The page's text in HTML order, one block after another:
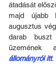
átadását
majd újabb
augusztus
darab
állományról itt.